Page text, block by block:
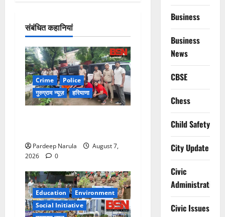
संबंधित कहानियां
Crime
Police
गुरुग्राम न्यूज़
हरियाणा
Pardeep Narula
August 7,
2026
0
Education
Environment
Social Initiative
Business
Business
News
CBSE
Chess
Child Safety
City Update
Civic
Administration
Civic Issues